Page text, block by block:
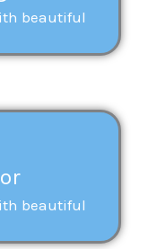
beautiful
beautiful